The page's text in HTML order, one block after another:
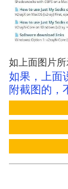
如上面图片
如果，上面
附截图的，